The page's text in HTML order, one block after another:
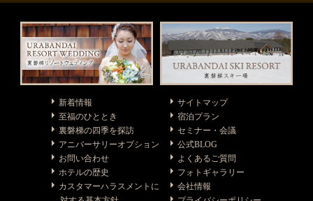
新着情報
至福のひととき
裏磐梯の四季を探訪
アニバーサリーオプション
お問い合わせ
ホテルの歴史
カスタマーハラスメントに
サイトマップ
宿泊プラン
セミナー・会議
公式BLOG
よくあるご質問
フォトギャラリー
会社情報